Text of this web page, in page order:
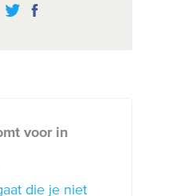
voor in
die je niet